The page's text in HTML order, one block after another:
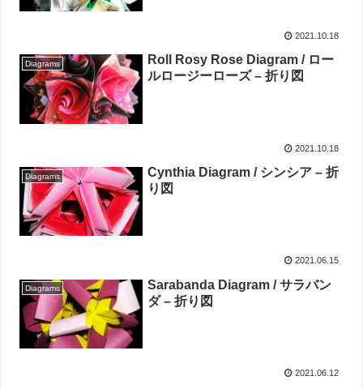
2021.10.18
Diagrams
Roll Rosy Rose Diagram / ロー
ルロージーローズ – 折り図
2021.10.18
Diagrams
Cynthia Diagram / シンシア – 折
り図
2021.06.15
Diagrams
Sarabanda Diagram / サラバン
ダ – 折り図
2021.06.12